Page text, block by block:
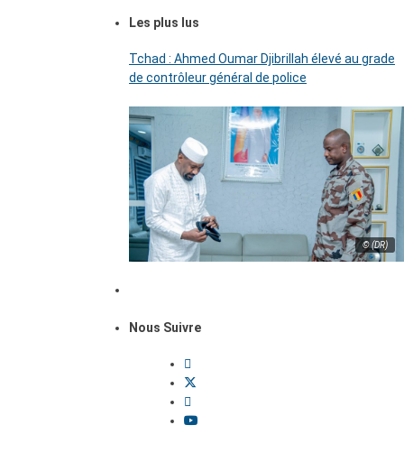
Les plus lus
Tchad : Ahmed Oumar Djibrillah élevé au grade
de contrôleur général de police
© (DR)
Nous Suivre